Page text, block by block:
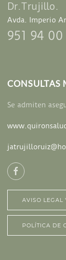
Dr.Trujillo.
Avda. Imperio
951 94
CONSULTAS
Se admiten
AVISO LEGAL
POLÍTICA DE